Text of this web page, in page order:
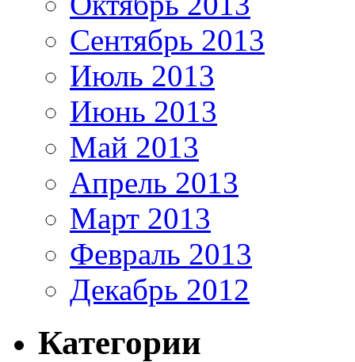
Сентябрь 2013
Июль 2013
Июнь 2013
Май 2013
Апрель 2013
Март 2013
Февраль 2013
Декабрь 2012
Категории